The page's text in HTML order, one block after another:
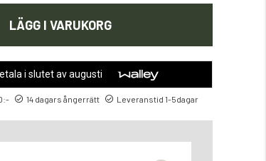
LÄGG I VARUKORG
i slutet av augusti
14 dagars ångerrätt Leveranstid 1-5dagar